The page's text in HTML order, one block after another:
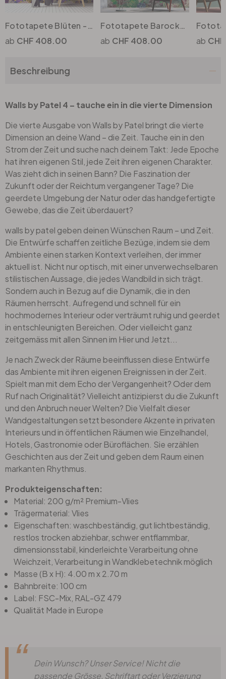
Büro
Fototapete Blüten - Lila und Gold auf Nachtblau - Vlies Blumentapete
CHF 408.00
Fototapete Barockstil Blumen in Königsblau - Opulentes Aquarell Muster
CHF 408.00
Beschreibung
Walls by Patel 4 – tauche ein in die vierte Dimension
Die vierte Ausgabe von Walls by Patel bringt die vierte
Dimension an deine Wand – die Zeit. Tauche ein in den
Strom der Zeit und suche nach deinem Takt: Jede Epoche
hat ihren eigenen Stil, jede Zeit ihren eigenen Charakter.
Was zieht dich in seinen Bann? Die Faszination der
Zukunft oder der Reichtum vergangener Tage? Die
geerdete Umgebung der Natur oder das handgefertigte
Gewebe, das die Zeit überdauert?
walls by patel geben deinen Wünschen Raum – und Zeit.
Die Entwürfe schaffen zeitliche Bezüge, indem sie dem
Ambiente einen starken Kontext verleihen, der immer
aktuell ist. Nicht nur optisch, mit einer unverwechselbaren
stilistischen Aussage, die jedes Wandbild in sich trägt.
Sondern auch in Bezug auf die Dynamik, die in den
Räumen herrscht. Aufregend und schnell für ein
hochmodernes Interieur oder verträumt ruhig und geerdet
in entschleunigten Bereichen. Oder vielleicht ganz
zeitgemäss mit allen Sinnen im Hier und Jetzt...
Je nach Zweck der Räume beeinflussen diese Entwürfe
das Ambiente mit ihren eigenen Ereignissen in der Zeit.
Spielt man mit dem Echo der Vergangenheit? Oder dem
Ruf nach Originalität? Vielleicht antizipierst du die Zukunft
und den Anbruch neuer Welten? Die Vielfalt dieser
Wandgestaltungen setzt besondere Akzente in privaten
Interieurs und in öffentlichen Räumen wie Einzelhandel,
Hotels, Gastronomie oder Büroflächen. Sie erzählen
Geschichten aus der Zeit und geben dem Raum einen
markanten Rhythmus.
Produkteigenschaften:
Material: 200 g/m² Premium-Vlies
Trägermaterial: Vlies
Eigenschaften: waschbeständig, gut lichtbeständig,
restlos trocken abziehbar, schwer entflammbar,
dimensionsstabil, kinderleichte Verarbeitung ohne
Weichzeit, Verarbeitung in Wandklebetechnik möglich
Masse (B x H): 4.00 m x 2.70 m
Bahnbreite: 100 cm
Label: FSC-Mix, RAL-GZ 479
Qualität Made in Europe
Dein Wunsch? Unser Service! Nicht die
passende Grösse, Schriftart oder Verzierung